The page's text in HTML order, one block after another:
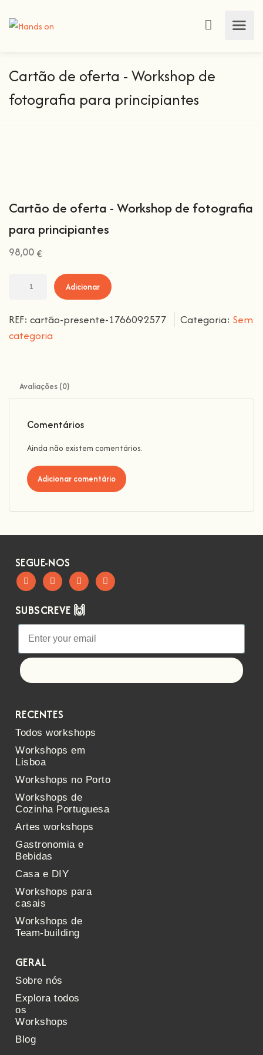
Cartão de oferta - Workshop de
fotografia para principiantes
Cartão de oferta - Workshop de fotografia
para principiantes
98,00 €
Adicionar
REF: cartão-presente-1766092577 Categoria: Sem
categoria
Avaliações (0)
Comentários
Ainda não existem comentários.
Adicionar comentário
SEGUE-NOS
SUBSCREVE 🙌
RECENTES
Todos workshops
Workshops em
Lisboa
Workshops no Porto
Workshops de
Cozinha Portuguesa
Artes workshops
Gastronomia e
Bebidas
Casa e DIY
Workshops para
casais
Workshops de
Team-building
GERAL
Sobre nós
Explora todos
os
Workshops
Blog